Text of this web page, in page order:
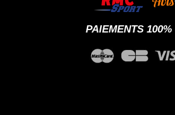
PAIEMENTS